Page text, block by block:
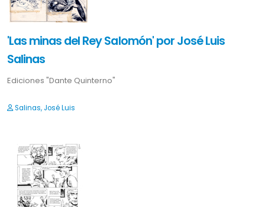
'Las minas del Rey Salomón' por José Luis
Salinas
Ediciones "Dante Quinterno"
Salinas, José Luis